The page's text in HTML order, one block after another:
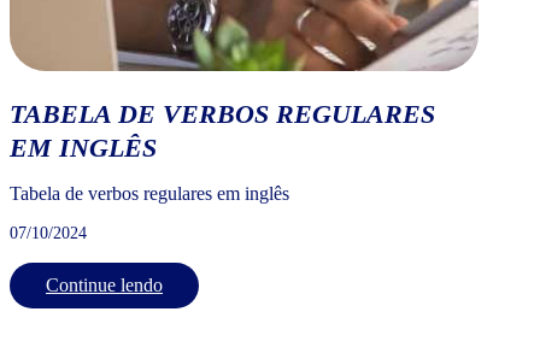
TABELA DE VERBOS REGULARES
EM INGLÊS
Tabela de verbos regulares em inglês
07/10/2024
Continue lendo